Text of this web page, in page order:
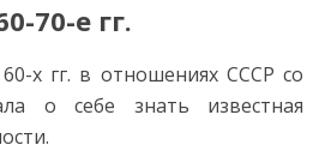
70-е гг.
х гг. в отношениях СССР со
о себе знать известная